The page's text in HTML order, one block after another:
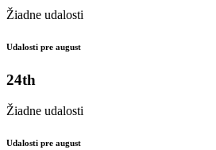
Žiadne udalosti
Udalosti pre august
24th
Žiadne udalosti
Udalosti pre august